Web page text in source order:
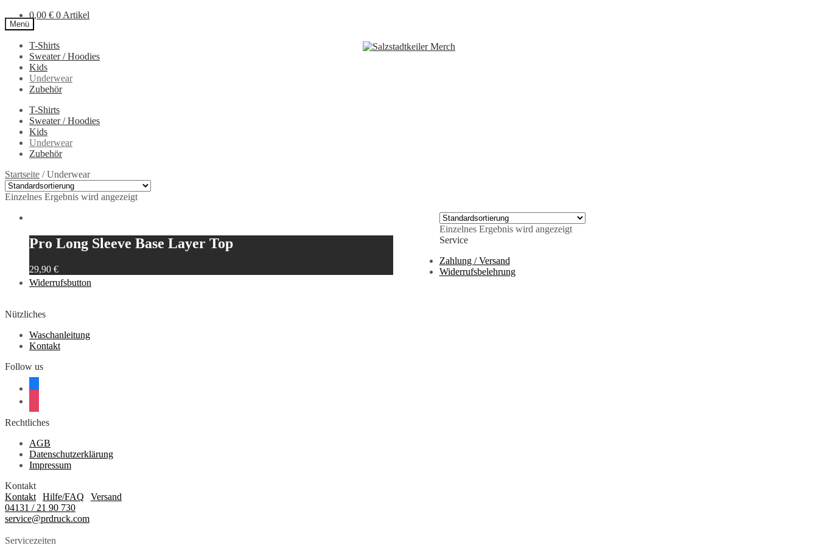
0,00 € 0 Artikel
Navigation
springen
Zum
Inhalt
springen
Menü
T-Shirts
Sweater / Hoodies
Kids
Underwear
Zubehör
T-Shirts
Sweater / Hoodies
Kids
Underwear
Zubehör
Startseite /Underwear
Einzelnes Ergebnis wird angezeigt
Pro Long Sleeve Base Layer Top
29,90 €
Dieses
Produkt
mehrere
auf.
Die
können
auf
der
gewählt
werden
Einzelnes Ergebnis wird angezeigt
Service
Zahlung / Versand
Widerrufsbelehrung
Widerrufsbutton
Nützliches
Waschanleitung
Kontakt
Follow us
Rechtliches
AGB
Datenschutzerklärung
Impressum
Kontakt
Kontakt
Hilfe/FAQ
Versand
04131 / 21 90 730
service@prdruck.com
Servicezeiten